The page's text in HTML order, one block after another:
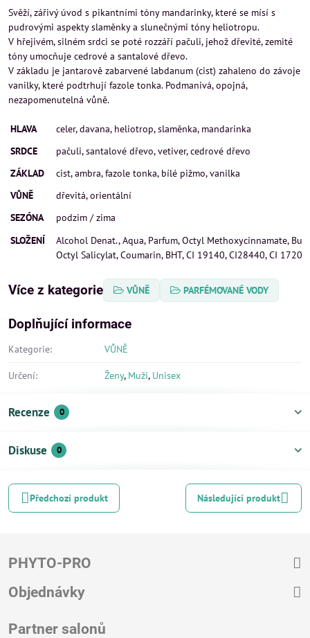
Svěží, zářivý úvod s pikantními tóny mandarinky, které se mísí s
pudrovými aspekty slaměnky a slunečnými tóny heliotropu.
V hřejivém, silném srdci se poté rozzáří pačuli, jehož dřevité, zemité
tóny umocňuje cedrové a santalové dřevo.
V základu je jantarově zabarvené labdanum (cist) zahaleno do závoje
vanilky, které podtrhují fazole tonka. Podmanivá, opojná,
nezapomenutelná vůně.
HLAVA
celer, davana, heliotrop, slaměnka, mandarinka
SRDCE
pačuli, santalové dřevo, vetiver, cedrové dřevo
ZÁKLAD
cist, ambra, fazole tonka, bílé pižmo, vanilka
VŮNĚ
dřevitá, orientální
SEZÓNA
podzim / zima
SLOŽENÍ
Alcohol Denat., Aqua, Parfum, Octyl Methoxycinnamate,
Octyl Salicylat, Coumarin, BHT, CI 19140, CI28440, CI 17200.
Více z kategorie VŮNĚ PARFÉMOVANÉ VODY
Doplňující informace
Kategorie: VŮNĚ
Určení: Ženy, Muži, Unisex
Recenze 0
Diskuse 0
Předchozí produkt Následující produkt
PHYTO-PRO
Objednávky
Partner salonů